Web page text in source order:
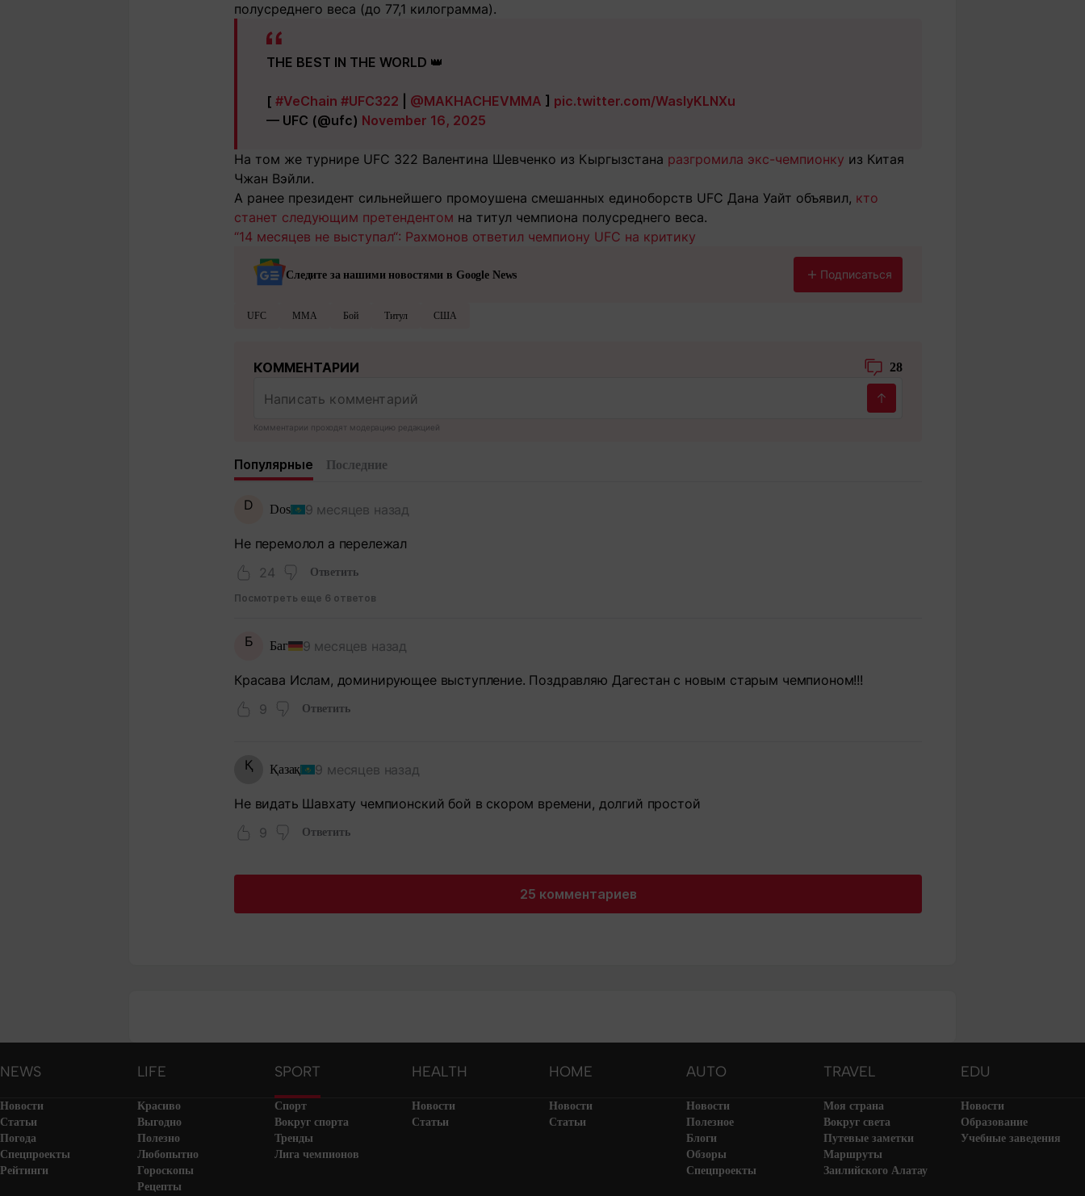
полусреднего веса (до 77,1 килограмма).
THE BEST IN THE WORLD 👑
[ #VeChain #UFC322 @MAKHACHEVMMA ] pic.twitter.com/WasIyKLNXu
— UFC (@ufc) November 16, 2025
На том же турнире UFC 322 Валентина Шевченко из Кыргызстана разгромила экс-чемпионку из Китая
Чжан Вэйли.
А ранее президент сильнейшего промоушена смешанных единоборств UFC Дана Уайт объявил, кто
станет следующим претендентом на титул чемпиона полусреднего веса.
“14 месяцев не выступал“: Рахмонов ответил чемпиону UFC на критику
Следите за нашими новостями в Google News Подписаться
UFC MMA Бой Титул США
КОММЕНТАРИИ 28
Комментарии проходят модерацию редакцией
Популярные Последние
D Dos 9 месяцев назад
Не перемолол а перележал
24
Ответить
Посмотреть еще 6 ответов
Б Баг 9 месяцев назад
Красава Ислам, доминирующее выступление. Поздравляю Дагестан с новым старым чемпионом!!!
9
Ответить
Қ Қазақ 9 месяцев назад
Не видать Шавхату чемпионский бой в скором времени, долгий простой
9
Ответить
25 комментариев
NEWS LIFE SPORT HEALTH HOME AUTO TRAVEL EDU
Новости
Статьи
Погода
Спецпроекты
Рейтинги
Красиво
Выгодно
Полезно
Любопытно
Гороскопы
Рецепты
Спорт
Вокруг спорта
Тренды
Лига чемпионов
Новости
Статьи
Новости
Статьи
Новости
Полезное
Блоги
Обзоры
Спецпроекты
Моя страна
Вокруг света
Путевые заметки
Маршруты
Заилийского Алатау
Новости
Образование
Учебные заведения